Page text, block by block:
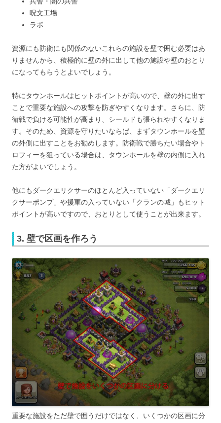
呪文工場
ラボ
資源にも防衛にも関係のないこれらの施設を壁で囲む必要はあ
りませんから、積極的に壁の外に出して他の施設や壁のおとり
になってもらうとよいでしょう。
特にタウンホールはヒットポイントが高いので、壁の外に出す
ことで重要な施設への攻撃を防ぎやすくなります。さらに、防
衛戦で負ける可能性が高まり、シールドも張られやすくなりま
す。そのため、資源を守りたいならば、まずタウンホールを壁
の外側に出すことをお勧めします。防衛戦で勝ちたい場合やト
ロフィーを狙っている場合は、タウンホールを壁の内側に入れ
た方がよいでしょう。
他にもダークエリクサーのほとんど入っていない「ダークエリ
クサーポンプ」や援軍の入っていない「クランの城」もヒット
ポイントが高いですので、おとりとして使うことが出来ます。
3. 壁で区画を作ろう
重要な施設をただ壁で囲うだけではなく、いくつかの区画に分